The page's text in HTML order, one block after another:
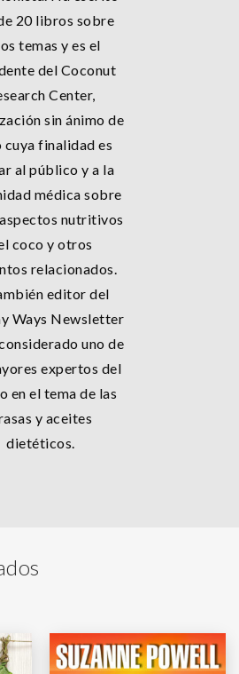
20 libros sobre
temas y es el
del Coconut
Center,
sin ánimo de
cuya finalidad es
al público y a la
médica sobre
nutritivos
coco y otros
relacionados.
editor del
Ways Newsletter
uno de
expertos del
en el tema de las
y aceites
dietéticos.